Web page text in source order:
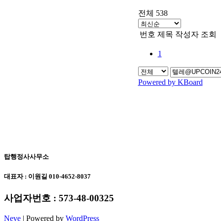
전체 538
번호 제목 작성자 조회
1
Powered by KBoard
탑행정사사무소
대표자 : 이원길 010-4652-8037
사업자번호 : 573-48-00325
Neve | Powered by WordPress